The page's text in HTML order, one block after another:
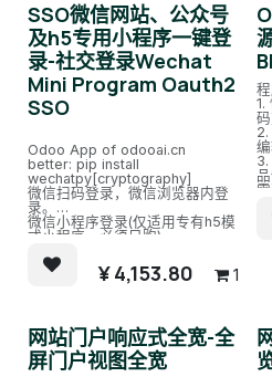
SSO微信网站、公众号
及h5专用小程序一键登
录-社交登录Wechat
Mini Program Oauth2
SSO
Odoo App of odooai.cn
better: pip install
wechatpy[cryptography]
微信扫码登录，微信浏览器内登
录。
微信小程序登录(仅适用专有h5模
式小程序，必须另购)
¥4,153.80 1
1.
3.
网站门户响应式全宽-全
屏门户视图全宽